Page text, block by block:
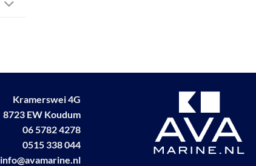
Kramerswei 4G
8723 EW Koudum
06 5782 4278
0515 338 044
info@avamarine.nl